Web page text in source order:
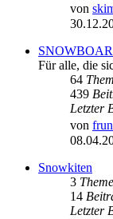
von
Für alle, die
64
439
Letzter
von
Snowkiten
3
14
Letzter